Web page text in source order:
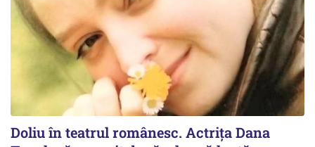
Doliu în teatrul românesc. Actrița Dana